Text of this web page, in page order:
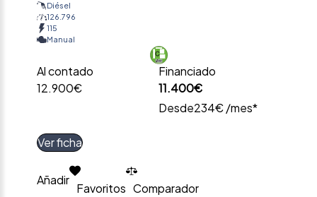
Diésel
126.796
115
Manual
Al contado
12.900€
Financiado
11.400€
Desde234€ /mes*
Ver ficha
Añadir
Favoritos Comparador